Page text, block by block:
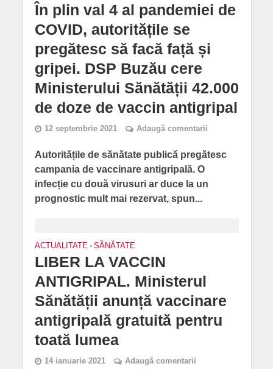
În plin val 4 al pandemiei de
COVID, autoritățile se
pregătesc să facă față și
gripei. DSP Buzău cere
Ministerului Sănătății 42.000
de doze de vaccin antigripal
12 septembrie 2021 Adaugă comentarii
Autoritățile de sănătate publică pregătesc
campania de vaccinare antigripală. O
infecție cu două virusuri ar duce la un
prognostic mult mai rezervat, spun...
ACTUALITATE • SĂNĂTATE
LIBER LA VACCIN
ANTIGRIPAL. Ministerul
Sănătății anunță vaccinare
antigripală gratuită pentru
toată lumea
14 ianuarie 2021 Adaugă comentarii